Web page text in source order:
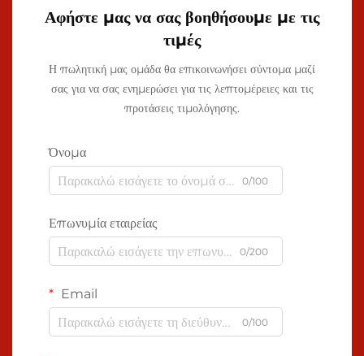
Αφήστε μας να σας βοηθήσουμε με τις
τιμές
Η πωλητική μας ομάδα θα επικοινωνήσει σύντομα μαζί
σας για να σας ενημερώσει για τις λεπτομέρειες και τις
προτάσεις τιμολόγησης.
Όνομα
0/100
Επωνυμία εταιρείας
0/200
Email
0/100